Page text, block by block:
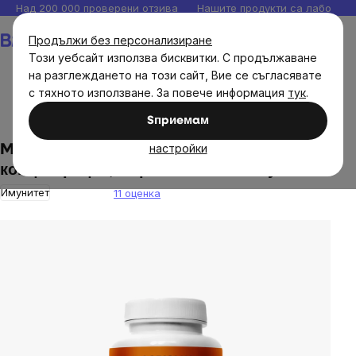
Продължи без персонализиране
Този уебсайт използва бисквитки. С продължаване
на разглеждането на този сайт, Вие се съгласявате
с тяхното използване. За повече информация тук.
Sпpиeмaм
настройки
Прескочи
към
съдържанието
Над 200 000 проверени отзива Нашите продукти са
MycoMedica - Coriolus в оптимална
концентрация, 90 растителни капсули
Имунитет 11 оценка